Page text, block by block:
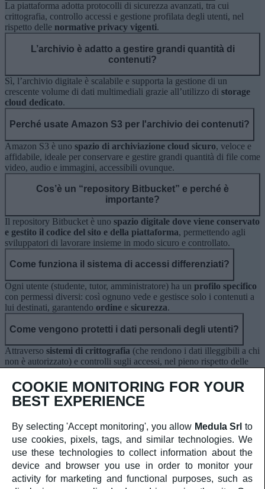
La piattaforma adotta protocolli di sicurezza avanzati, tra cui
crittografia, controllo accessi e gestione profilata degli utenti, nel
rispetto delle normative privacy vigenti.
L’archivio è adatto a gestire grandi quantità di
contenuti?
Sì, l’archivio digitale è scalabile e supporta la gestione di un
crescente volume di dati multimediali grazie all’utilizzo di storage
cloud dedicato.
Perché usate Amazon S3 per l'archivio dei contenuti?
Amazon S3 è uno spazio di archiviazione cloud sicuro, veloce e
affidabile, ideale per conservare e gestire grandi quantità di file come
video, audio e immagini, accessibili ovunque.
Cos’è un “repository Bitbucket” e perché è
importante?
Il repository Bitbucket è uno spazio digitale dove viene conservato
e gestito il codice del sito e della piattaforma, permettendo agli
sviluppatori di lavorare insieme in modo sicuro e controllato.
Come funziona il sistema di accessi differenziati?
Ogni utente (studente, tutor, amministratore) ha un profilo specifico
con permessi diversi: così ognuno vede e gestisce solo i contenuti a
lui destinati, garantendo ordine e sicurezza.
Come vengono protetti i dati personali degli utenti?
Attraverso sistemi di crittografia (che rendono i dati illeggibili a chi
non è autorizzato) e controlli sugli accessi, nel pieno rispetto delle
Vuoi costruire anche tu una presenza
digitale che valorizzi il tuo brand e
Contattaci
DESIGN
DEVELOPMENT
MARKETING
DATA & ANALYTICS
COOKIE MONITORING FOR YOUR
BEST EXPERIENCE
By selecting 'Accept monitoring', you allow Medula Srl to
use cookies, pixels, tags, and similar technologies. We
use these technologies to collect information about the
device and browser you use in order to monitor your
activity for marketing and functional purposes, such as